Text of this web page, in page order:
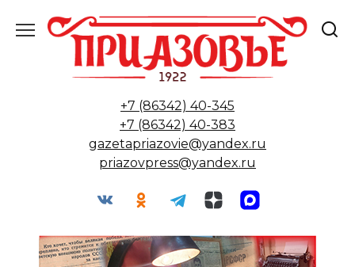
содержанию
+7 (86342) 40-345
+7 (86342) 40-383
gazetapriazovie@yandex.ru
priazovpress@yandex.ru